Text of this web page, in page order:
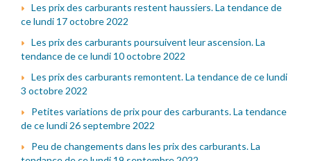
Les prix des carburants restent haussiers. La tendance de
ce lundi 17 octobre 2022
Les prix des carburants poursuivent leur ascension. La
tendance de ce lundi 10 octobre 2022
Les prix des carburants remontent. La tendance de ce lundi
3 octobre 2022
Petites variations de prix pour des carburants. La tendance
de ce lundi 26 septembre 2022
Peu de changements dans les prix des carburants. La